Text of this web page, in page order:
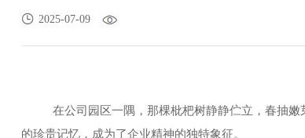
2025-07-09
在公司园区一隅，那棵枇杷树静静伫立，春抽
的珍贵记忆，成为了企业精神的独特象征。